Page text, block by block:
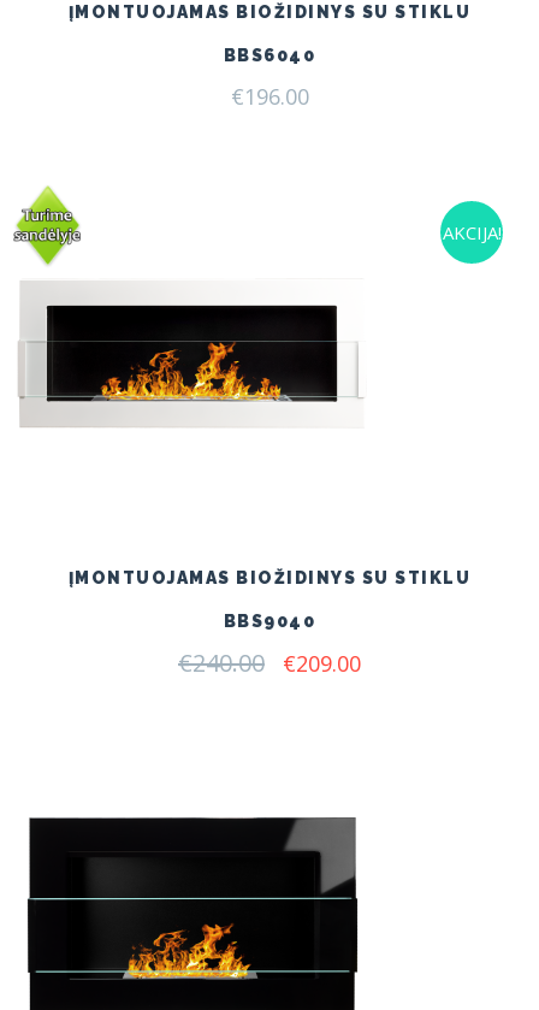
ĮMONTUOJAMAS BIOŽIDINYS SU STIKLU
BBS6040
€196.00
AKCIJA!
ĮMONTUOJAMAS BIOŽIDINYS SU STIKLU
BBS9040
€240.00 Original
€209.00Current